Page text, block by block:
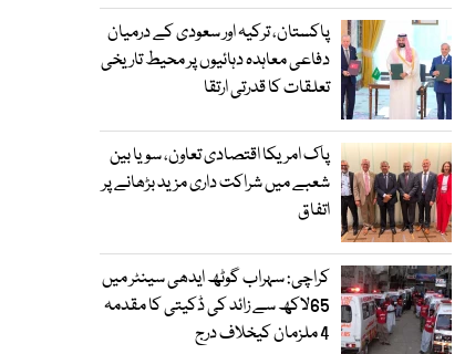
پاکستان، ترکیہ اور سعودی کے درمیان
دفاعی معاہدہ دہائیوں پر محیط تاریخی
تعلقات کا قدرتی ارتقا
پاک امریکا اقتصادی تعاون، سویا بین
شعبے میں شراکت داری مزید بڑھانے پر
اتفاق
کراچی: سہراب گوٹھ ایدھی سینٹر میں
65لاکھ سے زائد کی ڈکیتی کا مقدمہ
4 ملزمان کیخلاف درج